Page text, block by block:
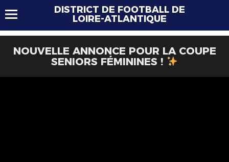
DISTRICT DE FOOTBALL DE
LOIRE-ATLANTIQUE
NOUVELLE ANNONCE POUR LA COUPE
SENIORS FÉMININES !